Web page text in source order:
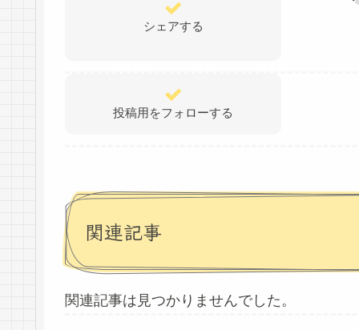
シェアする
投稿用をフォローする
関連記事
関連記事は見つかりませんでした。